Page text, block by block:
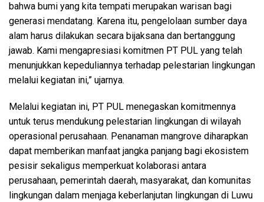
bahwa bumi yang kita tempati merupakan warisan bagi
generasi mendatang. Karena itu, pengelolaan sumber daya
alam harus dilakukan secara bijaksana dan bertanggung
jawab. Kami mengapresiasi komitmen PT PUL yang telah
menunjukkan kepeduliannya terhadap pelestarian lingkungan
melalui kegiatan ini,” ujarnya.
Melalui kegiatan ini, PT PUL menegaskan komitmennya
untuk terus mendukung pelestarian lingkungan di wilayah
operasional perusahaan. Penanaman mangrove diharapkan
dapat memberikan manfaat jangka panjang bagi ekosistem
pesisir sekaligus memperkuat kolaborasi antara
perusahaan, pemerintah daerah, masyarakat, dan komunitas
lingkungan dalam menjaga keberlanjutan lingkungan di Luwu